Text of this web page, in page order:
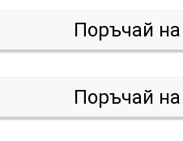
Поръчай
Поръчай